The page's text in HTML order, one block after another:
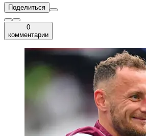
Поделиться
0
комментарии